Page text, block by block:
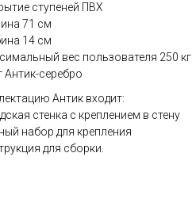
ступеней ПВХ
71 см
14 см
вес пользователя 250 кг
Антик-серебро
Антик входит:
стенка с креплением в стену
набор для крепления
для сборки.